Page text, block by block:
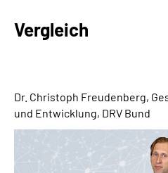
Suche
Inhalte in Gebärdensprache
Vergleich
Dr. Christoph Freudenberg,
und Entwicklung, DRV Bund